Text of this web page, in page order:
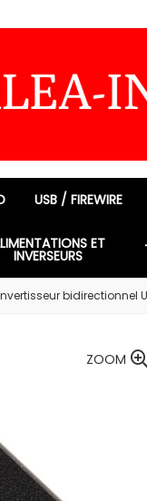
USB / FIREWIRE
ET
INVERSEURS
bidirectionnel
ZOOM